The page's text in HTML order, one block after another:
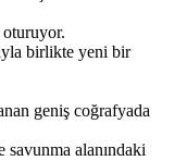
birlikte yeni bir
geniş coğrafyada
alanındaki